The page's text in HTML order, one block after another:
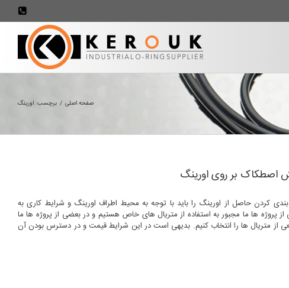
صفحه اصلی / برچسب: اورینگ
اصطکاک بر روی اورینگ
کردن حاصل از اورینگ را باید با توجه به محیط اطراف اورینگ و شرایط کاری به
پروژه ها ما مجبور به استفاده از متریال های خاص هستیم و در بعضی از پروژه ها ما
از متریال ها را انتخاب کنیم. بدیهی است در این شرایط قیمت و در دسترس بودن آن